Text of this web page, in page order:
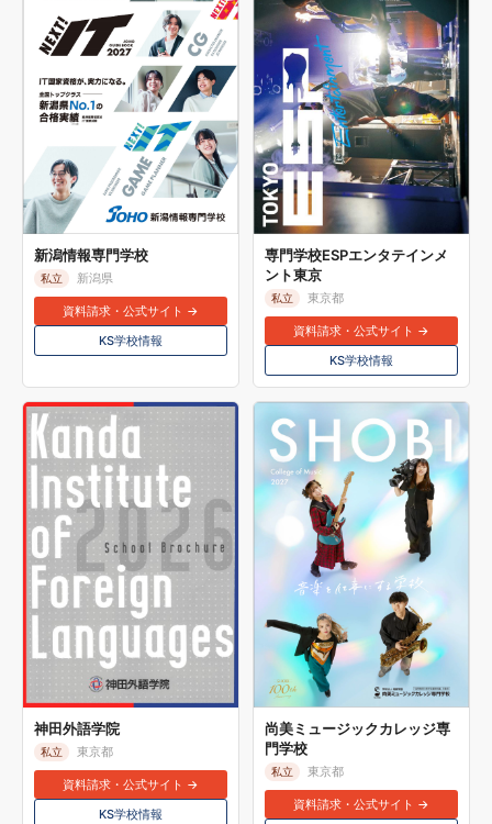
新潟情報専門学校
私立 新潟県
資料請求・公式サイト →
KS学校情報
専門学校ESPエンタテインメ
ント東京
私立 東京都
資料請求・公式サイト →
KS学校情報
神田外語学院
私立 東京都
資料請求・公式サイト →
KS学校情報
尚美ミュージックカレッジ専
門学校
私立 東京都
資料請求・公式サイト →